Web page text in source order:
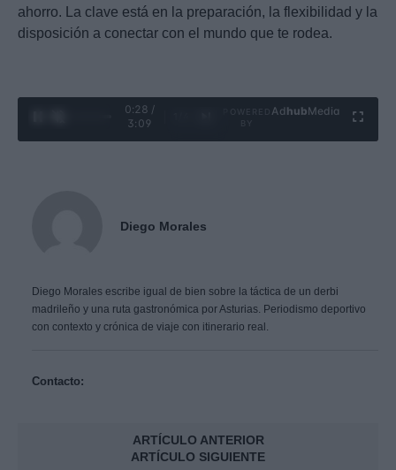
ahorro. La clave está en la preparación, la flexibilidad y la
disposición a conectar con el mundo que te rodea.
0:29 /
3:09
Ad hubMedia
Diego Morales
Diego Morales escribe igual de bien sobre la táctica de un derbi
madrileño y una ruta gastronómica por Asturias. Periodismo deportivo
con contexto y crónica de viaje con itinerario real.
Contacto:
ARTÍCULO ANTERIOR
ARTÍCULO SIGUIENTE